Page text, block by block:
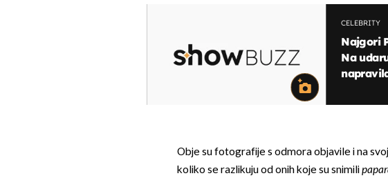
CELEBRITY
Najgori
Na
Obje su fotografije s odmora objavile i na
koliko se razlikuju od onih koje su snimili